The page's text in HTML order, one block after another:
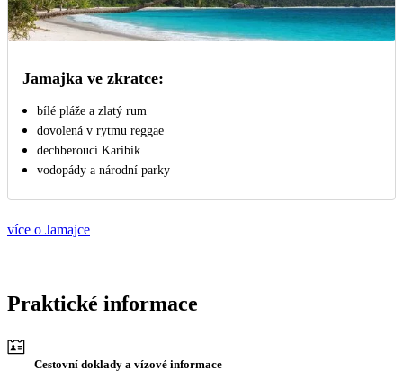
Jamajka ve zkratce:
bílé pláže a zlatý rum
dovolená v rytmu reggae
dechberoucí Karibik
vodopády a národní parky
více o Jamajce
Praktické informace
Cestovní doklady a vízové informace